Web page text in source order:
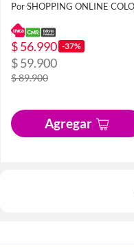
$ 56.990 -37%
$ 59.900
$ 89.900
Agregar